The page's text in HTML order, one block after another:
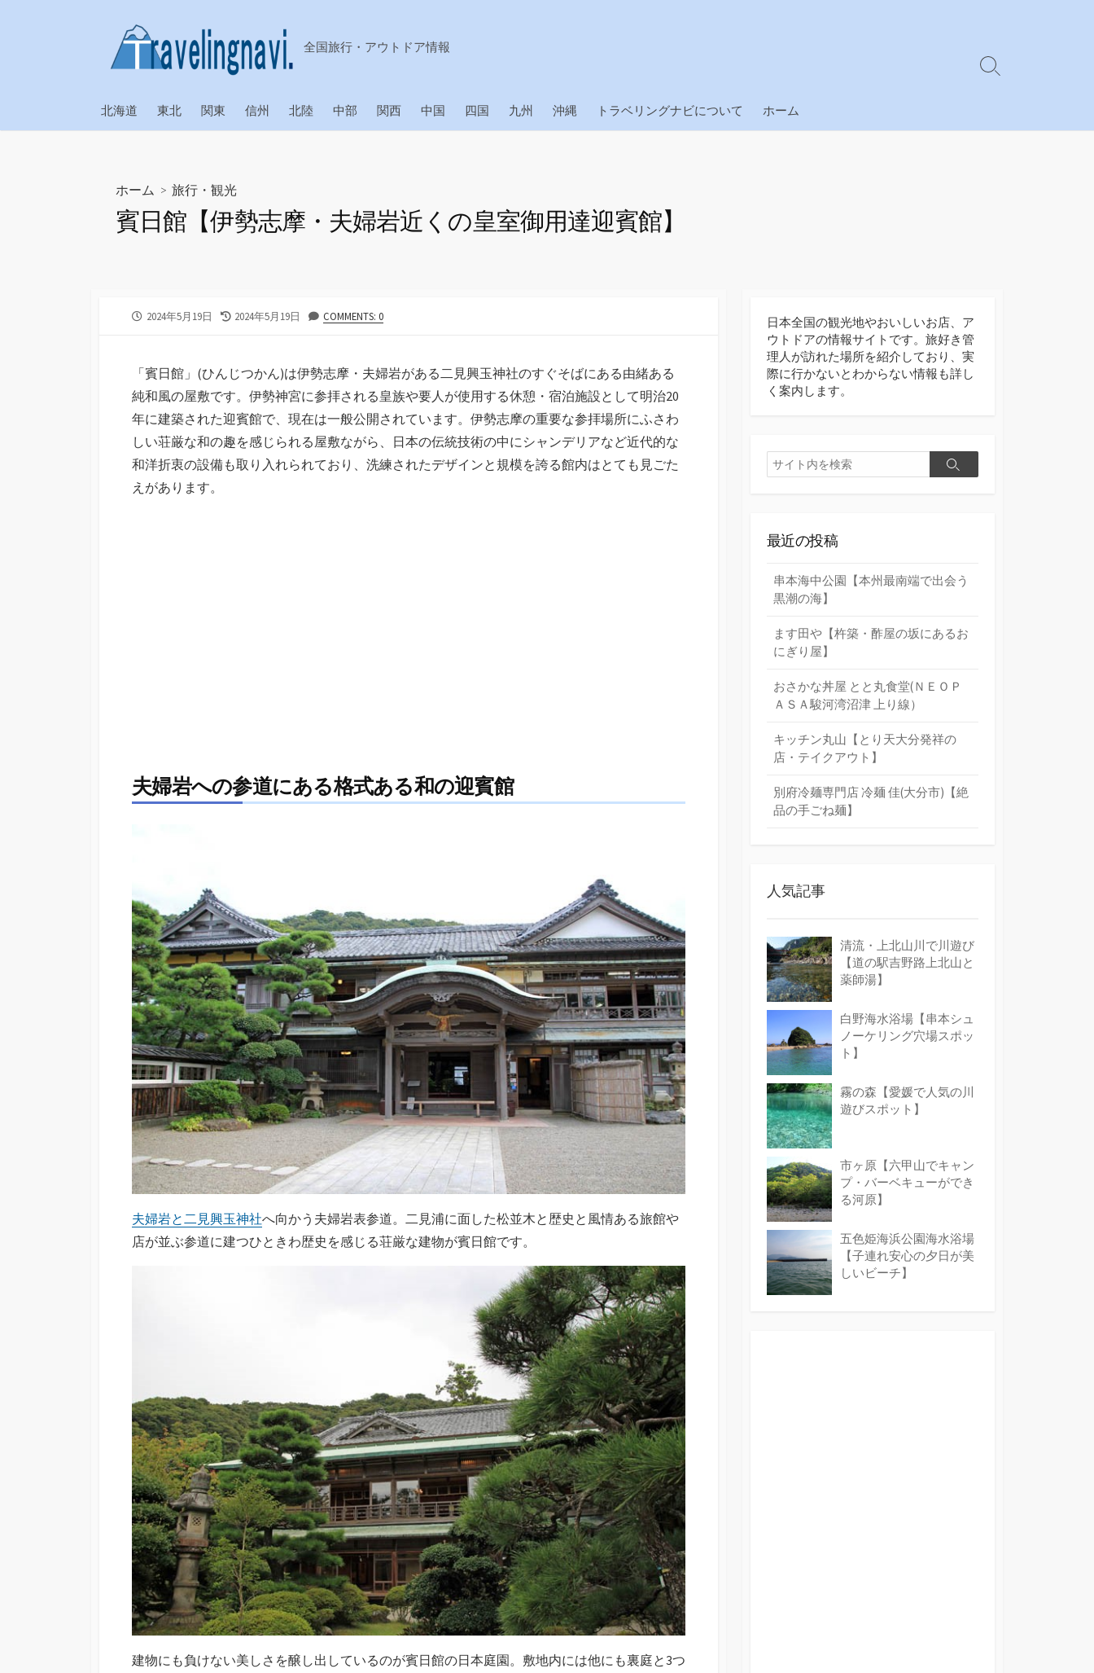
ス
全国旅行・アウトドア情報
北海道 東北 関東 信州 北陸 中部 関西 中国 四国 九州 沖縄 トラベリングナビについて ホーム
検
ホーム > 旅行・観光
賓日館【伊勢志摩・夫婦岩近くの皇室御用達迎賓館】
公
2024年5月19日
最
日
2024年5月19日 COMMENTS: 0
「賓日館」(ひんじつかん)は伊勢志摩・夫婦岩がある二見興玉神社のすぐそばにある由緒ある
純和風の屋敷です。伊勢神宮に参拝される皇族や要人が使用する休憩・宿泊施設として明治20
年に建築された迎賓館で、現在は一般公開されています。伊勢志摩の重要な参拝場所にふさわ
しい荘厳な和の趣を感じられる屋敷ながら、日本の伝統技術の中にシャンデリアなど近代的な
和洋折衷の設備も取り入れられており、洗練されたデザインと規模を誇る館内はとても見ごた
えがあります。
夫婦岩への参道にある格式ある和の迎賓館
夫婦岩と二見興玉神社へ向かう夫婦岩表参道。二見浦に面した松並木と歴史と風情ある旅館や
店が並ぶ参道に建つひときわ歴史を感じる荘厳な建物が賓日館です。
建物にも負けない美しさを醸し出しているのが賓日館の日本庭園。敷地内には他にも裏庭と3つ
日本全国の観光地やおいしいお店、ア
ウトドアの情報サイトです。旅好き管
理人が訪れた場所を紹介しており、実
際に行かないとわからない情報も詳し
く案内します。
検
索
検
最近の投稿
串本海中公園【本州最南端で出会う
黒潮の海】
ます田や【杵築・酢屋の坂にあるお
にぎり屋】
おさかな丼屋 とと丸食堂(ＮＥＯＰ
ＡＳＡ駿河湾沼津 上り線）
キッチン丸山【とり天大分発祥の
店・テイクアウト】
別府冷麺専門店 冷麺 佳(大分市)【絶
品の手ごね麺】
人気記事
清流・上北山川で川遊び
【道の駅吉野路上北山と
薬師湯】
白野海水浴場【串本シュ
ノーケリング穴場スポッ
ト】
霧の森【愛媛で人気の川
遊びスポット】
市ヶ原【六甲山でキャン
プ・バーベキューができ
る河原】
五色姫海浜公園海水浴場
【子連れ安心の夕日が美
しいビーチ】